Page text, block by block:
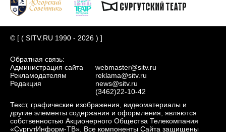
© [ ( SITV.RU 1990 - 2026 ) ]
Обратная связь:
Администрация сайта
Рекламодателям
Редакция
webmaster@sitv.ru
reklama@sitv.ru
news@sitv.ru
(3462)22-10-42
Текст, графические изображения, видеоматериалы и
другие элементы содержания и оформления, являются
собственностью Акционерного Общества Телекомпания
«СургутИнформ-ТВ». Все компоненты Сайта защищены